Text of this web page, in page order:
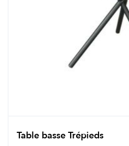
Table basse Trépieds